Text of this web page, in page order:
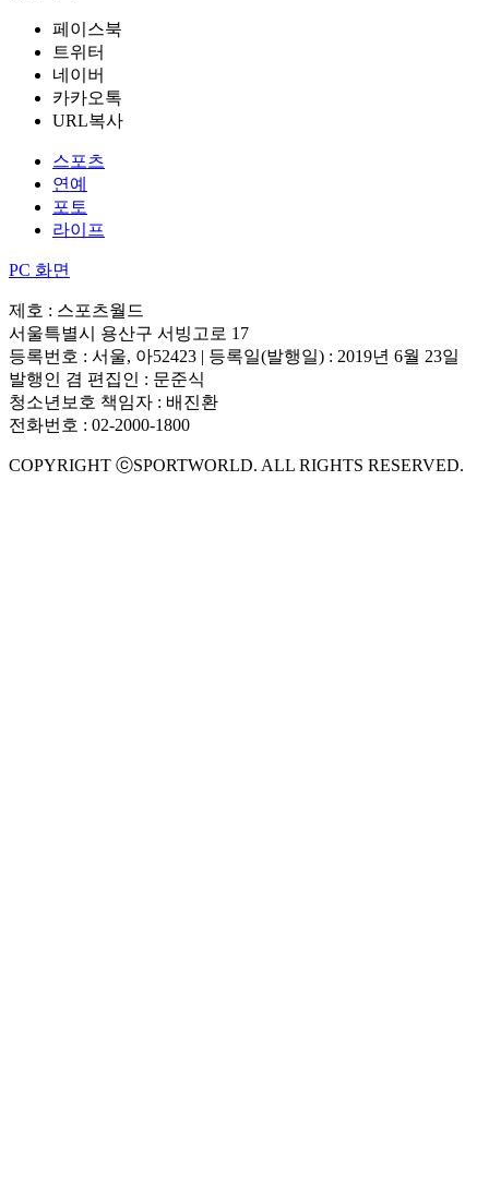
페이스북
트위터
네이버
카카오톡
URL복사
스포츠
연예
포토
라이프
PC 화면
제호 : 스포츠월드
서울특별시 용산구 서빙고로 17
등록번호 : 서울, 아52423 | 등록일(발행일) : 2019년 6월 23일
발행인 겸 편집인 : 문준식
청소년보호 책임자 : 배진환
전화번호 : 02-2000-1800
COPYRIGHT ⓒSPORTWORLD. ALL RIGHTS RESERVED.